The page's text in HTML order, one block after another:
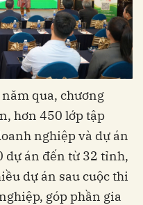
qua, chương
hơn 450 lớp tập
nghiệp và dự án
dự án đến từ 32 tỉnh,
dự án sau cuộc thi
góp phần gia